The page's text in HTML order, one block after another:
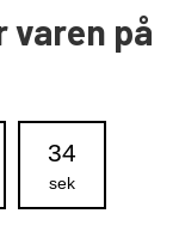
varen på
34
sek